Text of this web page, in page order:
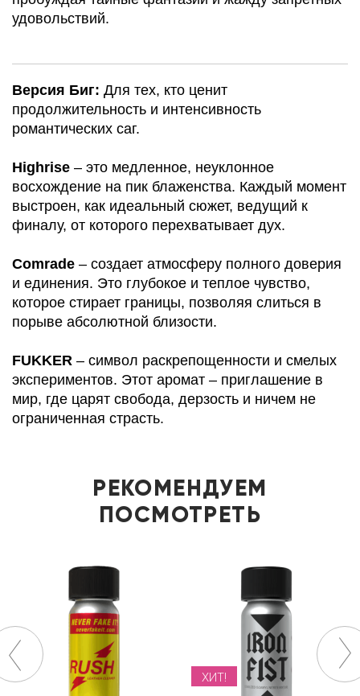
удовольствий.
Версия Биг: Для тех, кто ценит
продолжительность и интенсивность
романтических саг.
Highrise – это медленное, неуклонное
восхождение на пик блаженства. Каждый момент
выстроен, как идеальный сюжет, ведущий к
финалу, от которого перехватывает дух.
Comrade – создает атмосферу полного доверия
и единения. Это глубокое и теплое чувство,
которое стирает границы, позволяя слиться в
порыве абсолютной близости.
FUKKER – символ раскрепощенности и смелых
экспериментов. Этот аромат – приглашение в
мир, где царят свобода, дерзость и ничем не
ограниченная страсть.
РЕКОМЕНДУЕМ
ПОСМОТРЕТЬ
ХИТ!